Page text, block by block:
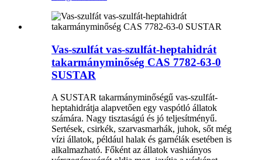
Vas-szulfát vas-szulfát-heptahidrát
takarmányminőség CAS 7782-63-0
SUSTAR
A SUSTAR takarmányminőségű vas-szulfát-
heptahidrátja alapvetően egy vaspótló állatok
számára. Nagy tisztaságú és jó teljesítményű.
Sertések, csirkék, szarvasmarhák, juhok, sőt még
vízi állatok, például halak és garnélák esetében is
alkalmazható. Főként az állatok vashiányos